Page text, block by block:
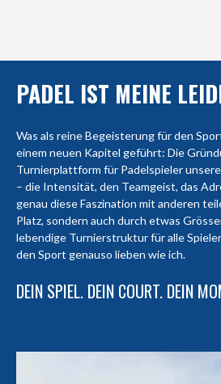
PADEL IST MEINE
Was als reine Begeisterung für den
einem neuen Kapitel geführt: Die
Turnierplattform für Padelspieler
– die Intensität, den Teamgeist, das
genau diese Faszination mit anderen
Platz, sondern auch durch etwas
lebendige Turnierstruktur für alle
den Sport genauso lieben wie ich.
DEIN SPIEL. DEIN COURT. DEIN